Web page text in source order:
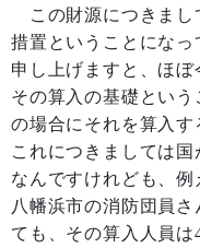
この財源につきまし
措置ということにな
申し上げますと、ほ
その算入の基礎とい
の場合にそれを算入す
これにつきましては
なんですけれども、例
八幡浜市の消防団員
ても、その算入人員